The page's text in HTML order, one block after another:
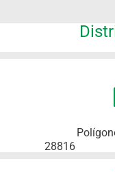
28816